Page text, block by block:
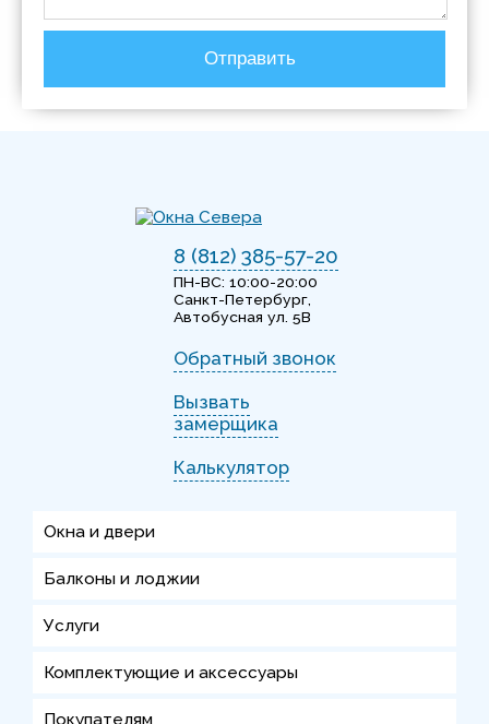
Отправить
8 (812) 385-57-20
ПН-ВС: 10:00-20:00
Санкт-Петербург,
Автобусная ул. 5В
Обратный звонок
Вызвать
замерщика
Калькулятор
Окна и двери
Балконы и лоджии
Услуги
Комплектующие и аксессуары
Покупателям